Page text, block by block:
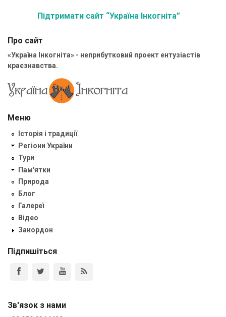
Підтримати сайт “Україна Інкогніта”
Про сайт
«Україна Інкогніта» - неприбутковий проект ентузіастів
краєзнавства.
Меню
Історія і традиції
Регіони України
Тури
Пам'ятки
Природа
Блог
Галереї
Відео
Закордон
Підпишіться
Зв'язок з нами